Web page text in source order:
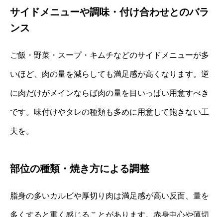
サイドメニューや調味・付け合わせとのバラ
ンス
ご飯・野菜・スープ・キムチなどのサイドメニューが多
いほど、肉の量を減らしても満足感が高くなります。逆
に肉だけがメインならば肉の量を目いっぱい用意すべき
です。味付けやタレの種類も多めに用意して飽きない工
夫を。
部位の種類・焼き方による調整
脂身の多いカルビや厚切り肉は満足感が高い反面、量を
多くすると重く感じることがあります。赤身中心や薄切